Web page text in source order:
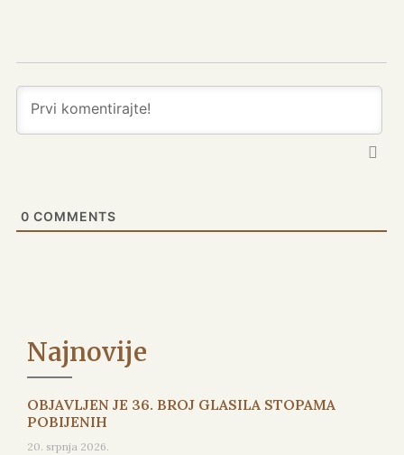
0 COMMENTS
Najnovije
OBJAVLJEN JE 36. BROJ GLASILA STOPAMA
POBIJENIH
20. srpnja 2026.